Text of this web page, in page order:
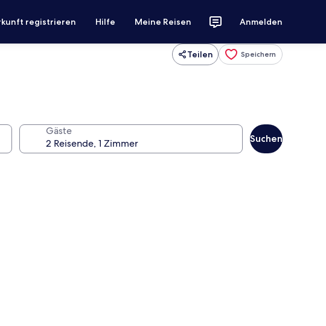
registrieren Hilfe Meine Reisen Anmelden
Teilen Speichern
Gäste
Suchen